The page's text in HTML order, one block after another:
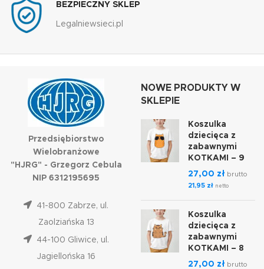
BEZPIECZNY SKLEP
Legalniewsieci.pl
Przedsiębiorstwo
Wielobranżowe
"HJRG" - Grzegorz Cebula
NIP 6312195695
41-800 Zabrze, ul.
Zaolziańska 13
44-100 Gliwice, ul.
Jagiellońska 16
NOWE PRODUKTY W
SKLEPIE
Koszulka
dziecięca z
zabawnymi
KOTKAMI – 9
27,00 zł brutto
21,95 zł netto
Koszulka
dziecięca z
zabawnymi
KOTKAMI – 8
27,00 zł brutto